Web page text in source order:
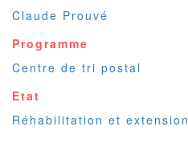
Claude Prouvé
Programme
Centre de tri postal
Etat
Réhabilitation et extension